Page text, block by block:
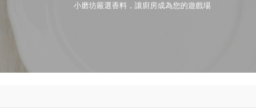
小磨坊嚴選香料，讓廚房成為您的遊戲場